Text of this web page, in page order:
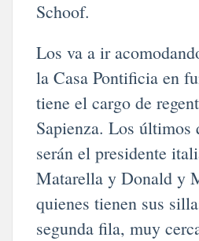
Schoof.
Los va a ir
la Casa Pontificia en
tiene el cargo de
Sapienza. Los últimos
serán el presidente
Matarella y Donald y
quienes tienen sus
segunda fila, muy